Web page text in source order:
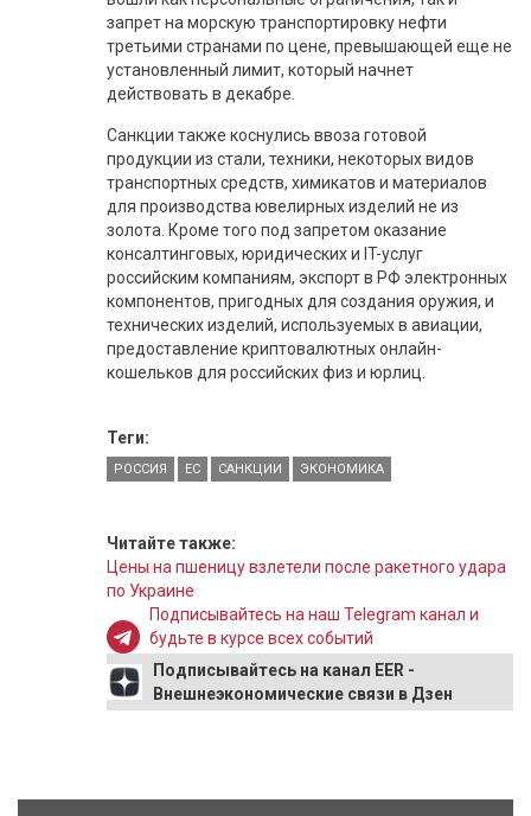
запрет на морскую транспортировку нефти
третьими странами по цене, превышающей еще не
установленный лимит, который начнет
действовать в декабре.
Санкции также коснулись ввоза готовой
продукции из стали, техники, некоторых видов
транспортных средств, химикатов и материалов
для производства ювелирных изделий не из
золота. Кроме того под запретом оказание
консалтинговых, юридических и IT-услуг
российским компаниям, экспорт в РФ электронных
компонентов, пригодных для создания оружия, и
технических изделий, используемых в авиации,
предоставление криптовалютных онлайн-
кошельков для российских физ и юрлиц.
Теги:
РОССИЯ ЕС САНКЦИИ ЭКОНОМИКА
Читайте также:
Цены на пшеницу взлетели после ракетного удара
по Украине
Подписывайтесь на наш Telegram канал и
будьте в курсе всех событий
Подписывайтесь на канал EER -
Внешнеэкономические связи в Дзен